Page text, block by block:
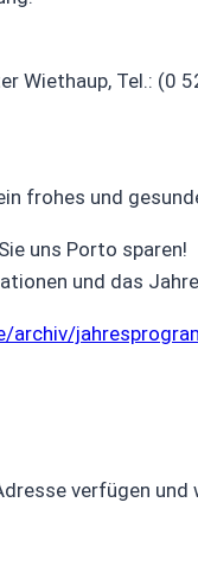
Wiethaup, Tel.: (0
frohes und
uns Porto sparen!
und das
archiv/
verfügen